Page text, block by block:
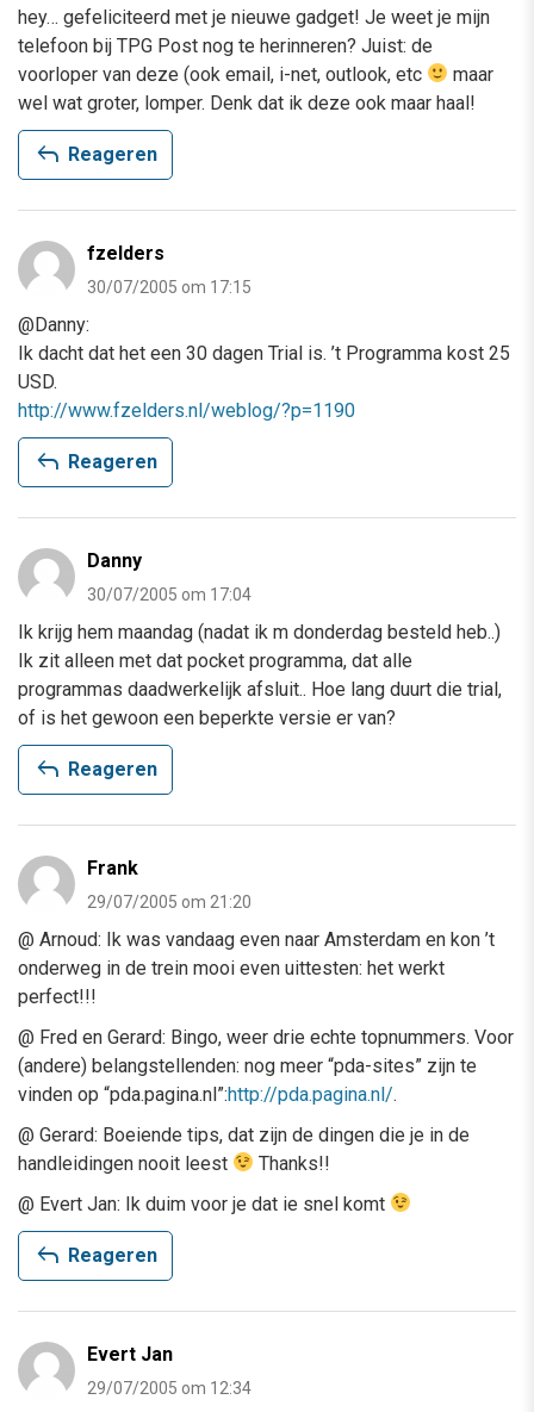
hey… gefeliciteerd met je nieuwe gadget! Je weet je mijn
telefoon bij TPG Post nog te herinneren? Juist: de
voorloper van deze (ook email, i-net, outlook, etc
maar
wel wat groter, lomper. Denk dat ik deze ook maar haal!
reply Reageren
fzelders
30/07/2005 om 17:15
@Danny:
Ik dacht dat het een 30 dagen Trial is. ’t Programma kost 25
USD.
http://www.fzelders.nl/weblog/?p=1190
reply Reageren
Danny
30/07/2005 om 17:04
Ik krijg hem maandag (nadat ik m donderdag besteld heb..)
Ik zit alleen met dat pocket programma, dat alle
programmas daadwerkelijk afsluit.. Hoe lang duurt die trial,
of is het gewoon een beperkte versie er van?
reply Reageren
Frank
29/07/2005 om 21:20
@ Arnoud: Ik was vandaag even naar Amsterdam en kon ’t
onderweg in de trein mooi even uittesten: het werkt
perfect!!!
@ Fred en Gerard: Bingo, weer drie echte topnummers. Voor
(andere) belangstellenden: nog meer “pda-sites” zijn te
vinden op “pda.pagina.nl”:http://pda.pagina.nl/.
@ Gerard: Boeiende tips, dat zijn de dingen die je in de
handleidingen nooit leest
Thanks!!
@ Evert Jan: Ik duim voor je dat ie snel komt
reply Reageren
Evert Jan
29/07/2005 om 12:34